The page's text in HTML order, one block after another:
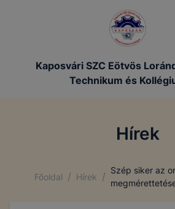
Kaposvári SZC Eötvös
Technikum és
Hírek
Főoldal / Hírek /
Szép siker az